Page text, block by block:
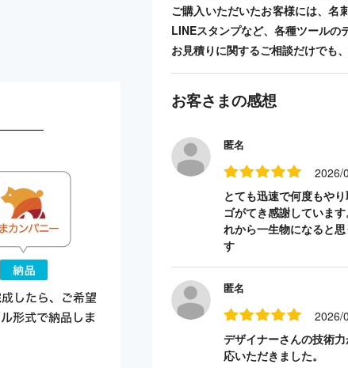
ご購入いただいたお客様には、名
LINEスタンプなど、各種ツールの
お見積りに関するご相談だけでも
お客さまの感想
匿名
2026/
とても迅速で何度もや
ゴがてき感謝していま
れから一生物になると
す
匿名
2026/
デザイナーさんの技術
応いただきました。